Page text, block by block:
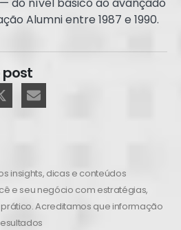
Alumni entre 1987 e 1990.
post
insights, dicas e conteúdos
e seu negócio com estratégias,
Acreditamos que informação